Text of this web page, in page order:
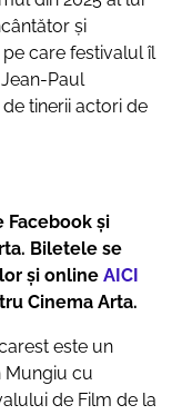
și
care festivalul îl
Paul
tinerii actori de
Facebook și
Biletele se
și online AICI
Cinema Arta.
este un
Mungiu cu
de Film de la